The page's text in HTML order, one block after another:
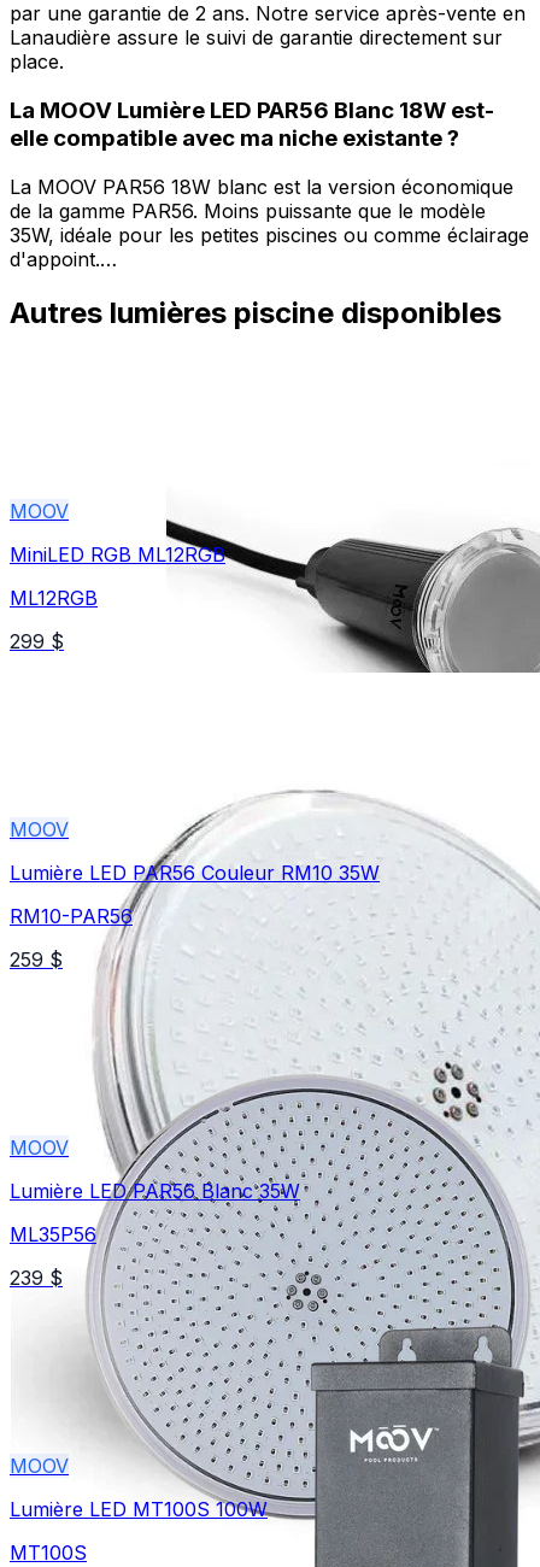
par une garantie de 2 ans. Notre service après-vente en
Lanaudière assure le suivi de garantie directement sur
place.
La MOOV Lumière LED PAR56 Blanc 18W est-
elle compatible avec ma niche existante ?
La MOOV PAR56 18W blanc est la version économique
de la gamme PAR56. Moins puissante que le modèle
35W, idéale pour les petites piscines ou comme éclairage
d'appoint.…
Autres lumières piscine disponibles
MOOV
MiniLED RGB ML12RGB
ML12RGB
299 $
MOOV
Lumière LED PAR56 Couleur RM10 35W
RM10-PAR56
259 $
MOOV
Lumière LED PAR56 Blanc 35W
ML35P56
239 $
MOOV
Lumière LED MT100S 100W
MT100S